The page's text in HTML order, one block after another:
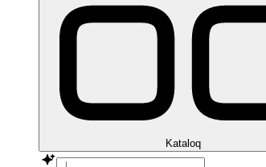
Kataloq